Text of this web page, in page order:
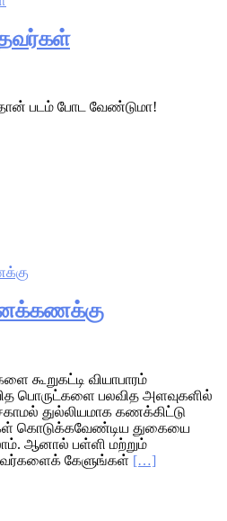
படம் போட வேண்டுமா!
கூறுகட்டி வியாபாரம்
பொருட்களை பலவித அளவுகளில்
துல்லியமாக கணக்கிட்டு
கொடுக்கவேண்டிய துகையை
ஆனால் பள்ளி மற்றும்
கேளுங்கள் […]